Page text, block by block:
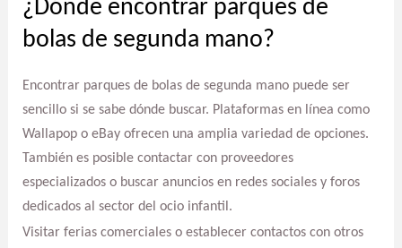
¿Dónde encontrar parques de
bolas de segunda mano?
Encontrar parques de bolas de segunda mano puede ser
sencillo si se sabe dónde buscar. Plataformas en línea como
Wallapop o eBay ofrecen una amplia variedad de opciones.
También es posible contactar con proveedores
especializados o buscar anuncios en redes sociales y foros
dedicados al sector del ocio infantil.
Visitar ferias comerciales o establecer contactos con otros